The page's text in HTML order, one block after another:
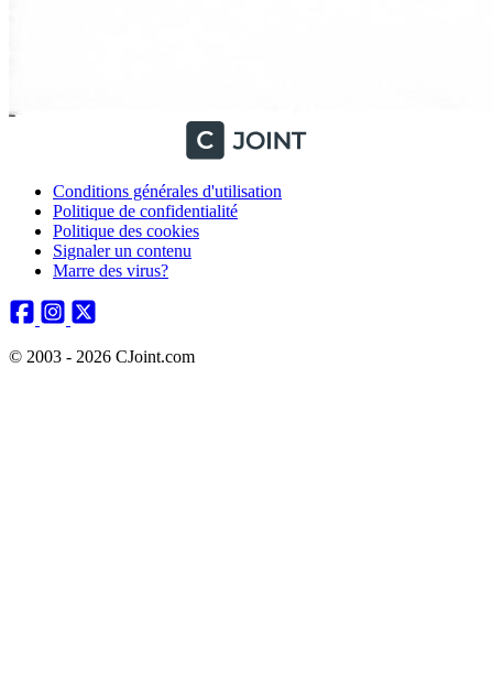
Conditions générales d'utilisation
Politique de confidentialité
Politique des cookies
Signaler un contenu
Marre des virus?
© 2003 - 2026 CJoint.com